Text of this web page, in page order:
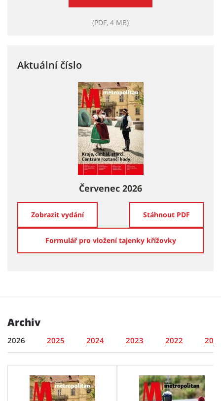
(PDF, 4 MB)
Aktuální číslo
Červenec 2026
Zobrazit vydání Stáhnout PDF
Formulář pro vložení tajenky křížovky
Archiv
2026 2025 2024 2023 2022